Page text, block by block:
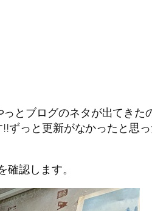
とブログのネタが出てきた
!!ずっと更新がなかったと思
認します。